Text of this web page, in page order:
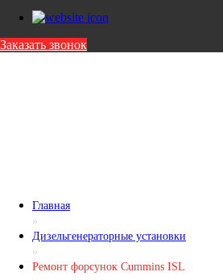
Заказать звонок
Главная
»
Дизельгенераторные установки
»
Ремонт форсунок Cummins ISL